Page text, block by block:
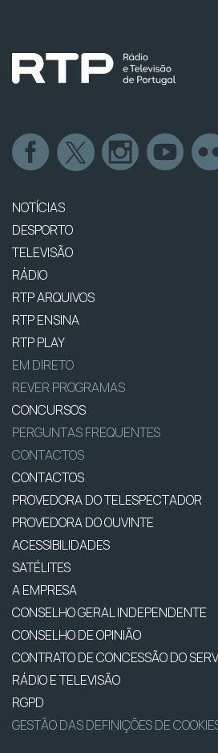
NOTÍCIAS
DESPORTO
TELEVISÃO
RÁDIO
RTP ARQUIVOS
RTP ENSINA
RTP PLAY
EM DIRETO
REVER PROGRAMAS
CONCURSOS
PERGUNTAS FREQUENTES
CONTACTOS
CONTACTOS
PROVEDORA DO TELESPECTADOR
PROVEDORA DO OUVINTE
ACESSIBILIDADES
SATÉLITES
A EMPRESA
CONSELHO GERAL INDEPENDENTE
CONSELHO DE OPINIÃO
CONTRATO DE CONCESSÃO DO
RÁDIO E TELEVISÃO
RGPD
GESTÃO DAS DEFINIÇÕES DE